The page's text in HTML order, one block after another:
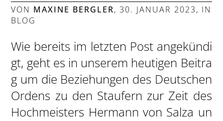
VON MAXINE BERGLER,30. JANUAR 2023, IN
BLOG
Wie bereits im letzten Post angekündi
gt, geht es in unserem heutigen Beitra
g um die Beziehungen des Deutschen
Ordens zu den Staufern zur Zeit des
Hochmeisters Hermann von Salza un